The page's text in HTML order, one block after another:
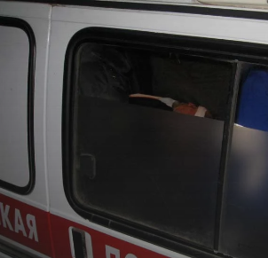
Криминал
Культура
Недвижимость и ЖКХ
Образование
Общество
Происшествия
Спорт
Экономика и бизнес